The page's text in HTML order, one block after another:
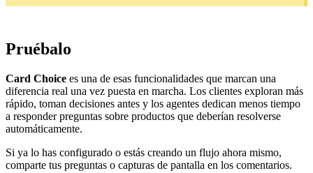
Pruébalo
Card Choice es una de esas funcionalidades que marcan una
diferencia real una vez puesta en marcha. Los clientes exploran más
rápido, toman decisiones antes y los agentes dedican menos tiempo
a responder preguntas sobre productos que deberían resolverse
automáticamente.
Si ya lo has configurado o estás creando un flujo ahora mismo,
comparte tus preguntas o capturas de pantalla en los comentarios.